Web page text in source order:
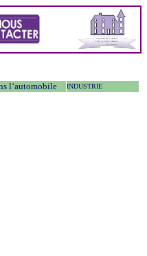
l‘automobile INDUSTRIE